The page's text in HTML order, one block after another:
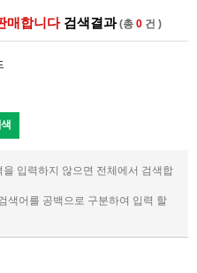
매합니다검색결과(총 0 건 )
입력하지 않으면 전체에서 검색합
색어를 공백으로 구분하여 입력 할